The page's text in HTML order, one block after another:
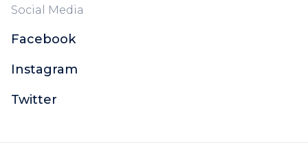
Social Media
Facebook
Instagram
Twitter